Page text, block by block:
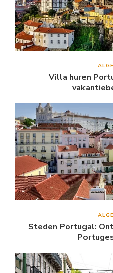
Villa huren
Steden Portugal: